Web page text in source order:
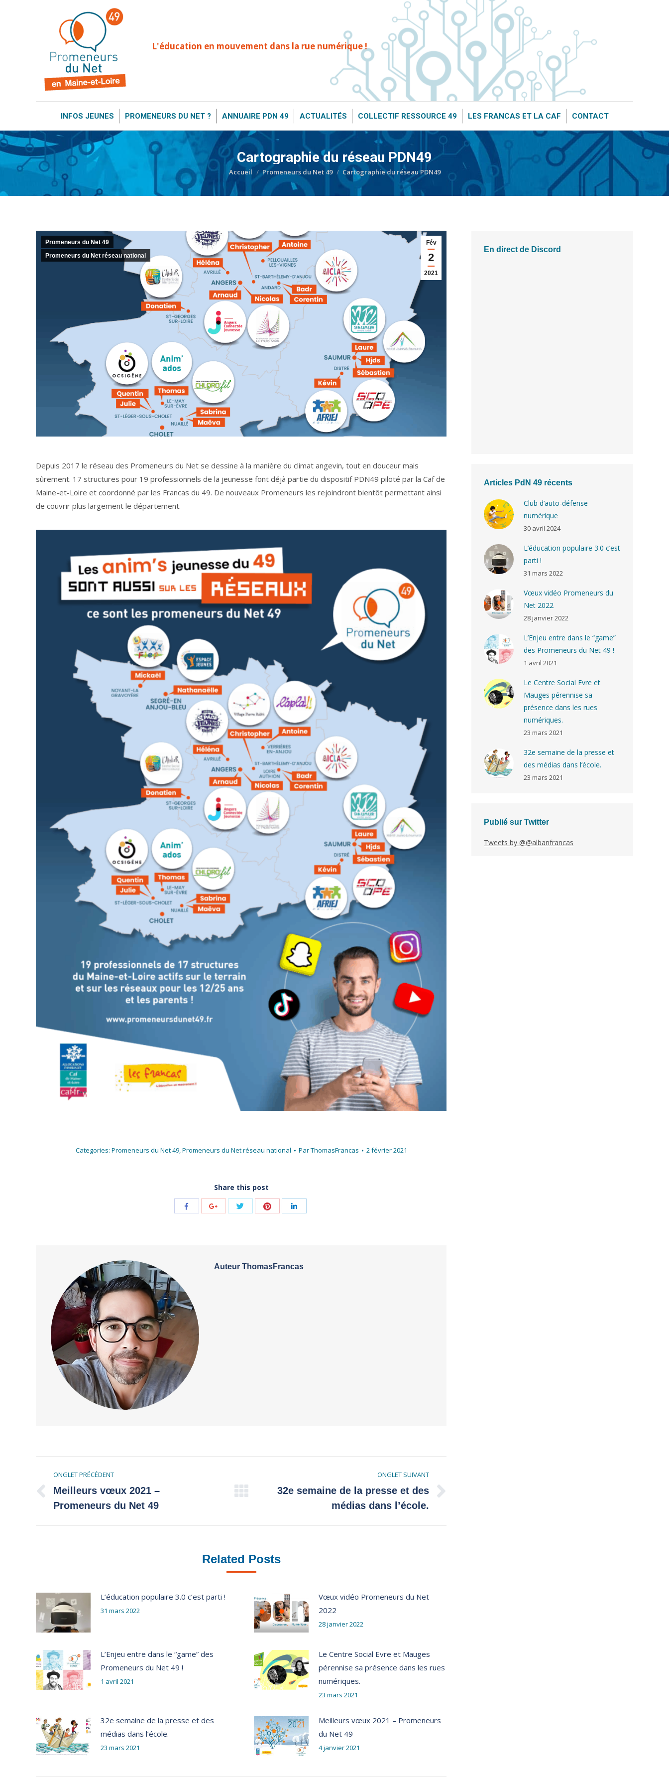
L'éducation en mouvement dans la rue numérique !
INFOS JEUNES PROMENEURS DU NET ? ANNUAIRE PDN 49 ACTUALITÉS COLLECTIF RESSOURCE 49 LES FRANCAS ET LA CAF CONTACT
Cartographie du réseau PDN49
Vous êtes ici :
Accueil Promeneurs du Net 49 Cartographie du réseau PDN49
Fév
2
2021
Promeneurs du Net 49
Promeneurs du Net réseau national
Depuis 2017 le réseau des Promeneurs du Net se dessine à la manière du climat angevin, tout en douceur mais
sûrement. 17 structures pour 19 professionnels de la jeunesse font déjà partie du dispositif PDN49 piloté par la Caf de
Maine-et-Loire et coordonné par les Francas du 49. De nouveaux Promeneurs les rejoindront bientôt permettant ainsi
de couvrir plus largement le département.
Categories: Promeneurs du Net 49,Promeneurs du Net réseau national ParThomasFrancas 2 février 2021
Share this post
Share
Share
Auteur ThomasFrancas
commentaire
ONGLET PRÉCÉDENT
Onglet
précédent
Meilleurs vœux 2021 –
Promeneurs du Net 49
ONGLET SUIVANT
Onglet
32e semaine de la presse et des
médias dans l’école.
Related Posts
L’éducation populaire 3.0 c’est parti !
31 mars 2022
Vœux vidéo Promeneurs du Net
2022
28 janvier 2022
L’Enjeu entre dans le “game” des
Promeneurs du Net 49 !
1 avril 2021
Le Centre Social Evre et Mauges
pérennise sa présence dans les rues
numériques.
23 mars 2021
32e semaine de la presse et des
médias dans l’école.
23 mars 2021
Meilleurs vœux 2021 – Promeneurs
du Net 49
4 janvier 2021
En direct de Discord
Articles PdN 49 récents
Club d’auto-défense
numérique
30 avril 2024
L’éducation populaire 3.0 c’est
parti !
31 mars 2022
Vœux vidéo Promeneurs du
Net 2022
28 janvier 2022
L’Enjeu entre dans le “game”
des Promeneurs du Net 49 !
1 avril 2021
Le Centre Social Evre et
Mauges pérennise sa
présence dans les rues
numériques.
23 mars 2021
32e semaine de la presse et
des médias dans l’école.
23 mars 2021
Publié sur Twitter
Tweets by @@albanfrancas
INFOS JEUNES COLLECTIF RESSOURCE 49 LES FRANCAS ET LA CAF